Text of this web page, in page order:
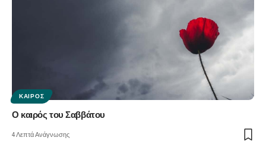
ΚΑΙΡΌΣ
Ο καιρός του Σαββάτου
4 Λεπτά Ανάγνωσης